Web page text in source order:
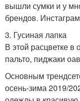
вышли сумки и у
брендов.
3. Гусиная лапка
В этой расцветке в
пальто, пиджаки
Основным
осень-зима 2019/